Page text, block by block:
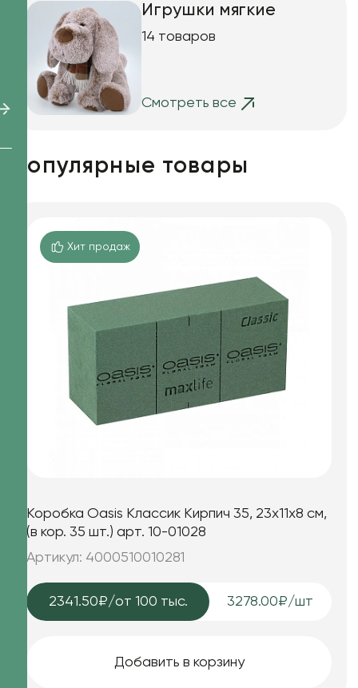
Игрушки мягкие
14 товаров
Смотреть все
Популярные товары
Хит продаж
Коробка Oasis Классик Кирпич 35, 23x11x8 см,
(в кор. 35 шт.) арт. 10-01028
Артикул: 4000510010281
2341.50₽/от 100 тыс. 3278.00₽/шт
Добавить в корзину